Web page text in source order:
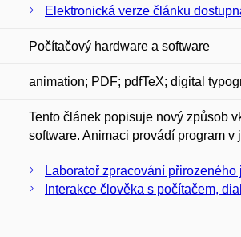
Elektronická verze článku
Počítačový hardware a software
animation; PDF; pdfTeX; digital
Tento článek popisuje nový způsob
software. Animaci provádí program v
Laboratoř zpracování
Interakce člověka s počítačem,